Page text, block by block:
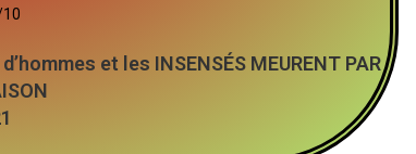
10
et les INSENSÉS MEURENT PAR